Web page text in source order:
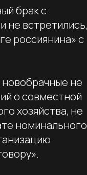
брак с
не встретились,
россиянина» с
не
о совместной
хозяйства, не
номинального